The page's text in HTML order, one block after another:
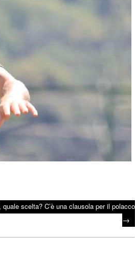
scelta? C’è una clausola per il polacco
→